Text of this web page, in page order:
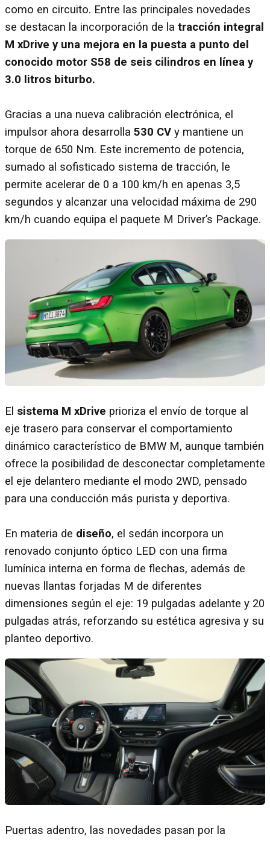
como en circuito. Entre las principales novedades
se destacan la incorporación de la tracción integral
M xDrive y una mejora en la puesta a punto del
conocido motor S58 de seis cilindros en línea y
3.0 litros biturbo.
Gracias a una nueva calibración electrónica, el
impulsor ahora desarrolla 530 CV y mantiene un
torque de 650 Nm. Este incremento de potencia,
sumado al sofisticado sistema de tracción, le
permite acelerar de 0 a 100 km/h en apenas 3,5
segundos y alcanzar una velocidad máxima de 290
km/h cuando equipa el paquete M Driver’s Package.
El sistema M xDrive prioriza el envío de torque al
eje trasero para conservar el comportamiento
dinámico característico de BMW M, aunque también
ofrece la posibilidad de desconectar completamente
el eje delantero mediante el modo 2WD, pensado
para una conducción más purista y deportiva.
En materia de diseño, el sedán incorpora un
renovado conjunto óptico LED con una firma
lumínica interna en forma de flechas, además de
nuevas llantas forjadas M de diferentes
dimensiones según el eje: 19 pulgadas adelante y 20
pulgadas atrás, reforzando su estética agresiva y su
planteo deportivo.
Puertas adentro, las novedades pasan por la